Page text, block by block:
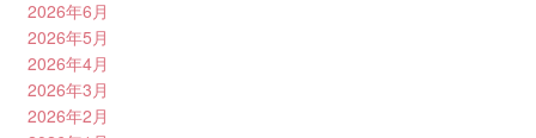
2026年6月
2026年5月
2026年4月
2026年3月
2026年2月